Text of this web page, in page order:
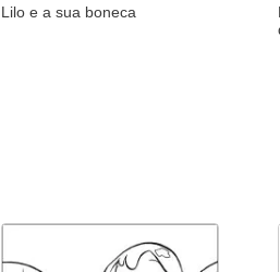
Lilo e a sua boneca